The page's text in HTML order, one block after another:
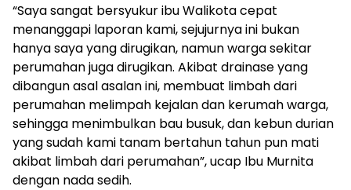
“Saya sangat bersyukur ibu Walikota cepat
menanggapi laporan kami, sejujurnya ini bukan
hanya saya yang dirugikan, namun warga sekitar
perumahan juga dirugikan. Akibat drainase yang
dibangun asal asalan ini, membuat limbah dari
perumahan melimpah kejalan dan kerumah warga,
sehingga menimbulkan bau busuk, dan kebun durian
yang sudah kami tanam bertahun tahun pun mati
akibat limbah dari perumahan”, ucap Ibu Murnita
dengan nada sedih.